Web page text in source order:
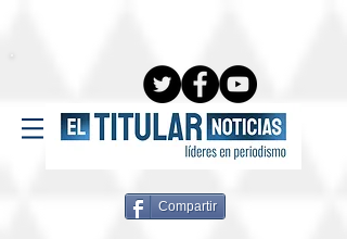
Compartir